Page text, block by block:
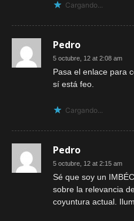
Cargando...
Pedro
5 octubre, 12 at 2:08 am
Pasa el enlace para
sí está feo.
Cargando...
Pedro
5 octubre, 12 at 2:15 am
Sé que soy un
sobre la relevancia
coyuntura actual.